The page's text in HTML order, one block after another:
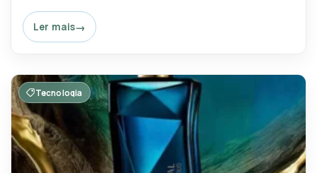
Ler mais
Tecnologia